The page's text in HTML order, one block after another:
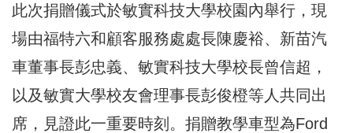
此次捐贈儀式於敏實科技大學校園內舉行，現
場由福特六和顧客服務處處長陳慶裕、新苗汽
車董事長彭忠義、敏實科技大學校長曾信超，
以及敏實大學校友會理事長彭俊橙等人共同出
席，見證此一重要時刻。捐贈教學車型為Ford